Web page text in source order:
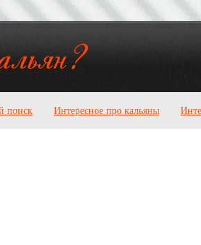
поиск Интересное про кальяны